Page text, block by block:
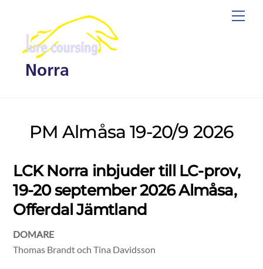
content
PM Almåsa 19-20/9 2026
LCK Norra inbjuder till LC-prov,
19-20 september 2026 Almåsa,
Offerdal Jämtland
DOMARE
Thomas Brandt och Tina Davidsson